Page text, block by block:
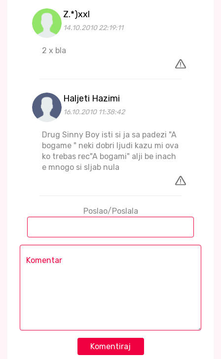
Z.*)xxl
14.10.2010 22:19:11
2 x bla
Haljeti Hazimi
16.10.2010 11:38:42
Drug Sinny Boy isti si ja sa padezi "A
bogame " neki dobri ljudi kazu mi ova
ko trebas rec"A bogami" alji be inach
e mnogo si sljab nula
Poslao/Poslala
Komentiraj